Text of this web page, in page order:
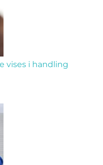
vises i handling